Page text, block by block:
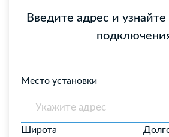
Введите адрес и
Место установки
Широта